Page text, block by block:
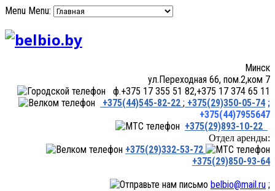
Menu Menu:
Минск
ул.Переходная 66, пом.2,ком 7
ф.+375 17 355 51 82,+375 17 374 65 11
+375(44)545-82-22 ; +375(29)350-05-74 ;
+375(44)7955647
+375(29)893-10-22
Отдел аренды:
+375(29)332-53-72
+375(29)850-93-64
belbio@mail.ru ;